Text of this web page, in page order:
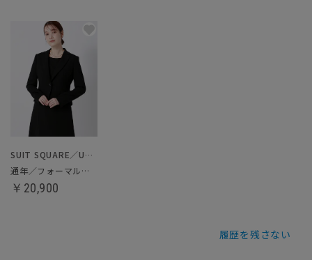
SUIT SQUARE／UNIVERSAL LANGUAGE／WHITE
通年／フォーマルジャケット
￥20,900
履歴を残さない